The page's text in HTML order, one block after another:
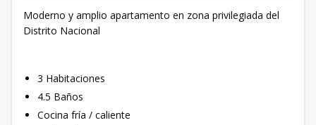
Moderno y amplio apartamento en zona privilegiada del
Distrito Nacional
3 Habitaciones
4.5 Baños
Cocina fría / caliente